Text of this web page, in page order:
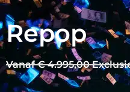
Repop
Vanaf € 4.995,00